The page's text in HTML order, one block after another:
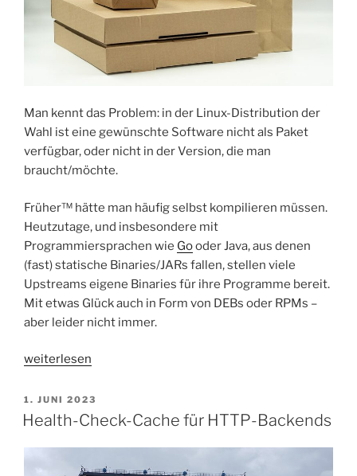
Man kennt das Problem: in der Linux-Distribution der
Wahl ist eine gewünschte Software nicht als Paket
verfügbar, oder nicht in der Version, die man
braucht/möchte.
Früher™ hätte man häufig selbst kompilieren müssen.
Heutzutage, und insbesondere mit
Programmiersprachen wie Gooder Java, aus denen
(fast) statische Binaries/JARs fallen, stellen viele
Upstreams eigene Binaries für ihre Programme bereit.
Mit etwas Glück auch in Form von DEBs oder RPMs –
aber leider nicht immer.
„Linux-
erstellen
aus
weiterlesen
VERÖFFENTLICHT
AM
1. JUNI 2023
Health-Check-Cache für HTTP-Backends